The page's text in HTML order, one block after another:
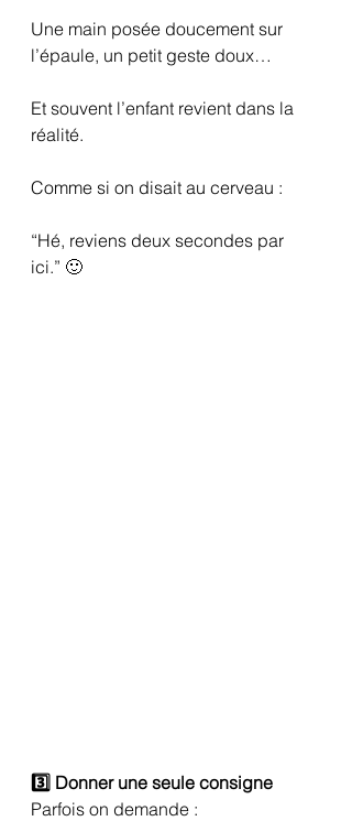
Une main posée doucement sur
l’épaule, un petit geste doux…
Et souvent l’enfant revient dans la
réalité.
Comme si on disait au cerveau :
“Hé, reviens deux secondes par
ici.” 🙂
3️⃣ Donner une seule consigne
Parfois on demande :